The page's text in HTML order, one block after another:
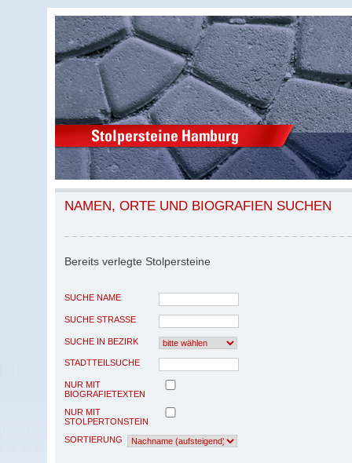
NAMEN, ORTE UND BIOGRAFIEN SUCHEN
Bereits verlegte Stolpersteine
SUCHE NAME
SUCHE STRASSE
SUCHE IN BEZIRK
STADTTEILSUCHE
NUR MIT
BIOGRAFIETEXTEN
NUR MIT
STOLPERTONSTEIN
SORTIERUNG